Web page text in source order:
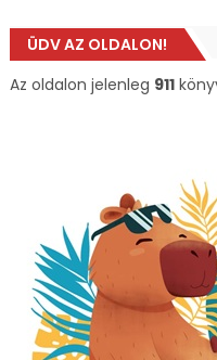
ÜDV AZ OLDALON!
Az oldalon jelenleg 911